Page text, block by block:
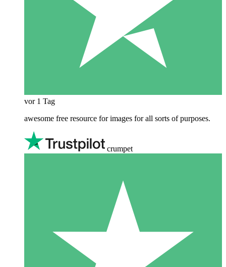
vor 1 Tag
awesome free resource for images for all sorts of purposes.
crumpet